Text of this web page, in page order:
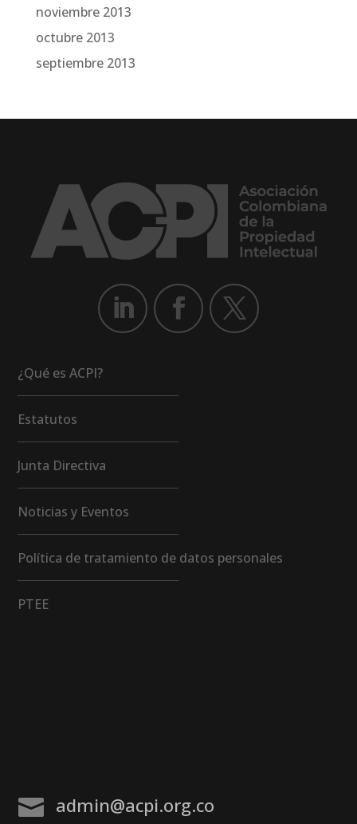
noviembre 2013
octubre 2013
septiembre 2013
¿Qué es ACPI?
Estatutos
Junta Directiva
Noticias y Eventos
Política de tratamiento de datos personales
PTEE
 admin@acpi.org.co